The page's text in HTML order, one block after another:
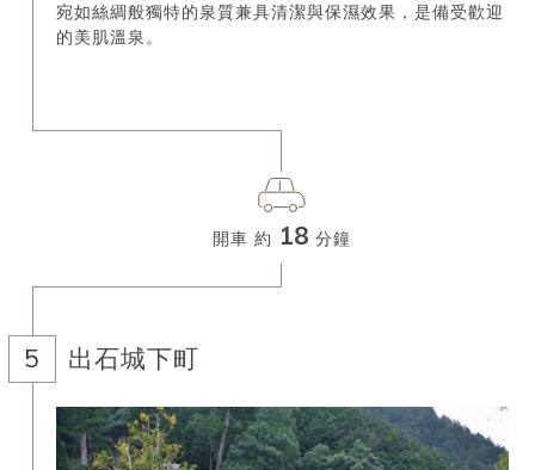
宛如絲綢般獨特的泉質兼具清潔與保濕效果，是備受歡迎
的美肌溫泉。
開車 約 18 分鐘
出石城下町